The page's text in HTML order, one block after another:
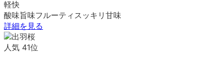
軽快
酸味旨味フルーティ スッキリ 甘味
詳細を見る
人気 41位